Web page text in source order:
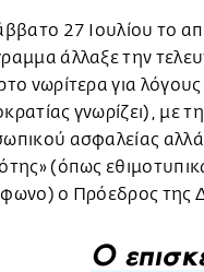
27 Ιουλίου το
άλλαξε την
νωρίτερα για
γνωρίζει), με
ασφαλείας
(όπως
ο Πρόεδρος της
Ο